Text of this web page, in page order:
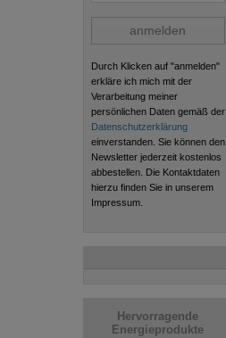
anmelden
Durch Klicken auf "anmelden"
erkläre ich mich mit der
Verarbeitung meiner
persönlichen Daten gemäß der
Datenschutzerklärung
einverstanden. Sie können den
Newsletter jederzeit kostenlos
abbestellen. Die Kontaktdaten
hierzu finden Sie in unserem
Impressum.
Hervorragende
Energieprodukte